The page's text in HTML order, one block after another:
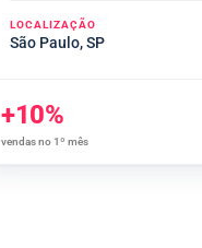
LOCALIZAÇÃO
São Paulo, SP
+10%
vendas no 1º mês